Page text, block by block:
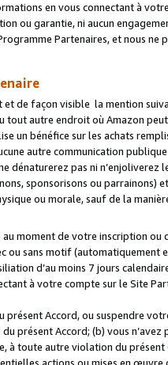
en vous connectant à
ou garantie, ni aucun
Partenaires, et nous
de façon visible la mention
tout autre endroit où Amazon
un bénéfice sur les achats
autre communication
dénaturerez pas ni
sponsorisons ou parrainons)
ou morale, sauf de la
moment de votre inscription
ou sans motif (automatiquement
d’au moins 7 jours
à votre compte sur le Site
Accord, ou suspendre
présent Accord; (b) vous
à toute autre violation du
actions ou mises en